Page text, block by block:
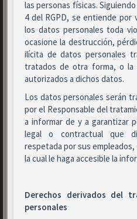
las personas físicas.
4 del RGPD, se entiende por
los datos personales toda
ocasione la destrucción,
ilícita de datos personales
tratados de otra forma, o la
autorizados a dichos datos.
Los datos personales serán
por el Responsable del
a informar de y a garantizar
legal o contractual que
respetada por sus
la cual le haga accesible la
Derechos derivados del
personales